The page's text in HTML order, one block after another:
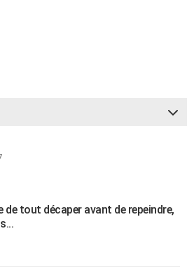
tout décaper avant de repeindre,